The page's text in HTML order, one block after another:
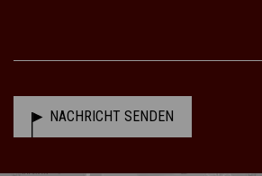
NACHRICHT SENDEN